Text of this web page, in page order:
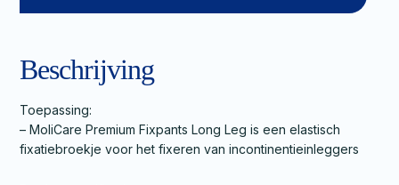
Beschrijving
Toepassing:
– MoliCare Premium Fixpants Long Leg is een elastisch
fixatiebroekje voor het fixeren van incontinentieinleggers